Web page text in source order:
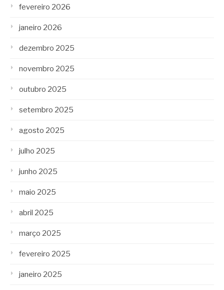
fevereiro 2026
janeiro 2026
dezembro 2025
novembro 2025
outubro 2025
setembro 2025
agosto 2025
julho 2025
junho 2025
maio 2025
abril 2025
março 2025
fevereiro 2025
janeiro 2025